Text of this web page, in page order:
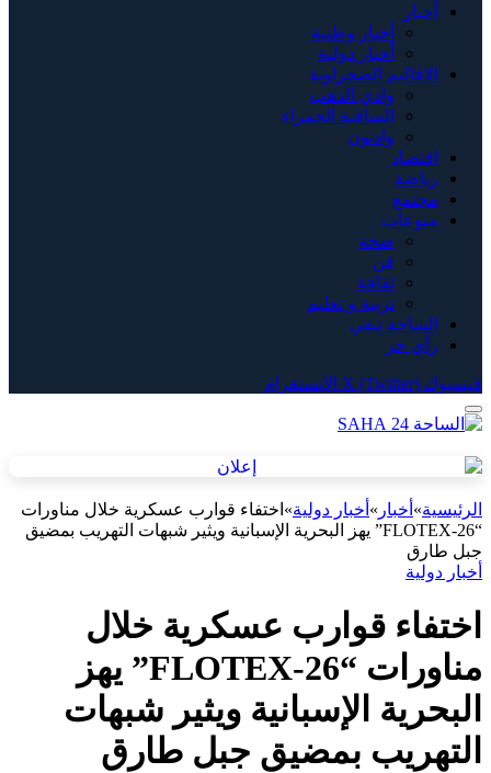
أخبار
أخبار وطنية
أخبار دولية
الاقاليم الصحراوية
وادي الذهب
الساقية الحمراء
وادنون
اقتصاد
رياضة
مجتمع
منوعات
صحة
فن
ثقافة
تربية و تعليم
الساحة تيفي
رأي حر
فيسبوك X (Twitter) الانستغرام
الرئيسية» أخبار » أخبار دولية» اختفاء قوارب عسكرية خلال مناورات
“FLOTEX-26” يهز البحرية الإسبانية ويثير شبهات التهريب بمضيق
جبل طارق
أخبار دولية
اختفاء قوارب عسكرية خلال
مناورات “FLOTEX-26” يهز
البحرية الإسبانية ويثير شبهات
التهريب بمضيق جبل طارق